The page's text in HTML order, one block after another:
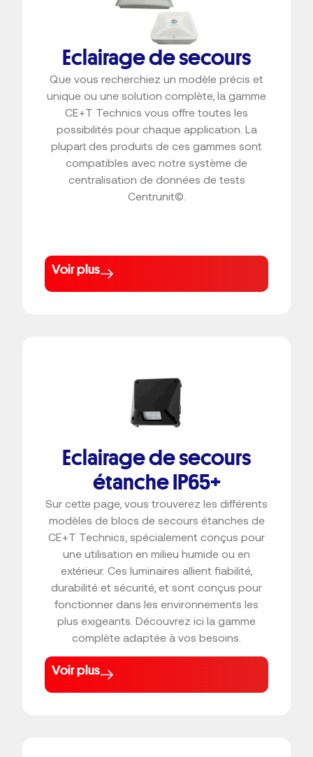
Eclairage de secours
Que vous recherchiez un modèle précis et
unique ou une solution complète, la gamme
CE+T Technics vous offre toutes les
possibilités pour chaque application. La
plupart des produits de ces gammes sont
compatibles avec notre système de
centralisation de données de tests
Centrunit©.
Voir plus
Eclairage de secours
étanche IP65+
Sur cette page, vous trouverez les différents
modèles de blocs de secours étanches de
CE+T Technics, spécialement conçus pour
une utilisation en milieu humide ou en
extérieur. Ces luminaires allient fiabilité,
durabilité et sécurité, et sont conçus pour
fonctionner dans les environnements les
plus exigeants. Découvrez ici la gamme
complète adaptée à vos besoins.
Voir plus